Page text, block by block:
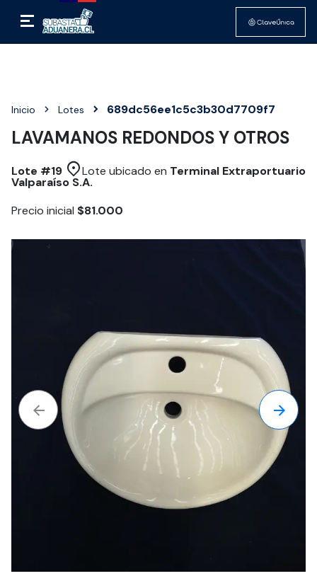
Inicio Lotes 689dc56ee1c5c3b30d7709f7
LAVAMANOS REDONDOS Y OTROS
Lote #19 Lote ubicado en Terminal Extraportuario
Valparaíso S.A.
Precio inicial $81.000